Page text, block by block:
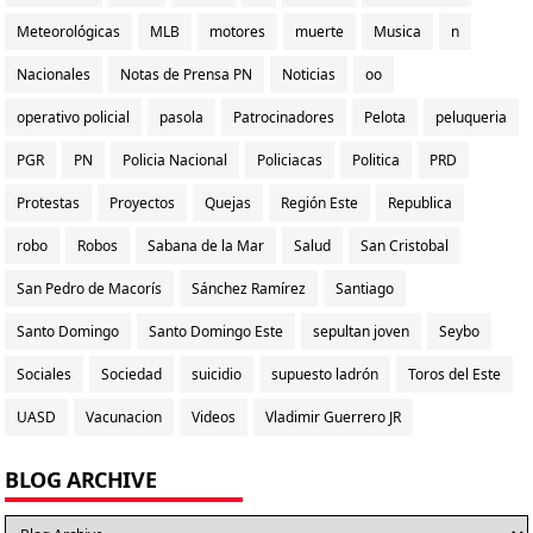
Meteorológicas MLB motores muerte Musica n
Nacionales Notas de Prensa PN Noticias oo
operativo policial pasola Patrocinadores Pelota peluqueria
PGR PN Policia Nacional Policiacas Politica PRD
Protestas Proyectos Quejas Región Este Republica
robo Robos Sabana de la Mar Salud San Cristobal
San Pedro de Macorís Sánchez Ramírez Santiago
Santo Domingo Santo Domingo Este sepultan joven Seybo
Sociales Sociedad suicidio supuesto ladrón Toros del Este
UASD Vacunacion Videos Vladimir Guerrero JR
BLOG ARCHIVE